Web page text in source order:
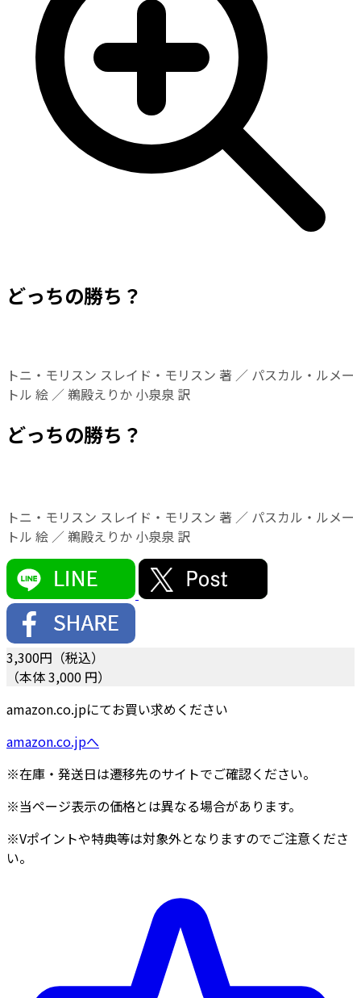
どっちの勝ち？
トニ・モリスン スレイド・モリスン 著 ／ パスカル・ルメー
トル 絵 ／ 鵜殿えりか 小泉泉 訳
どっちの勝ち？
トニ・モリスン スレイド・モリスン 著 ／ パスカル・ルメー
トル 絵 ／ 鵜殿えりか 小泉泉 訳
3,300円（税込）
（本体 3,000 円）
amazon.co.jpにてお買い求めください
amazon.co.jpへ
※在庫・発送日は遷移先のサイトでご確認ください。
※当ページ表示の価格とは異なる場合があります。
※Vポイントや特典等は対象外となりますのでご注意くださ
い。